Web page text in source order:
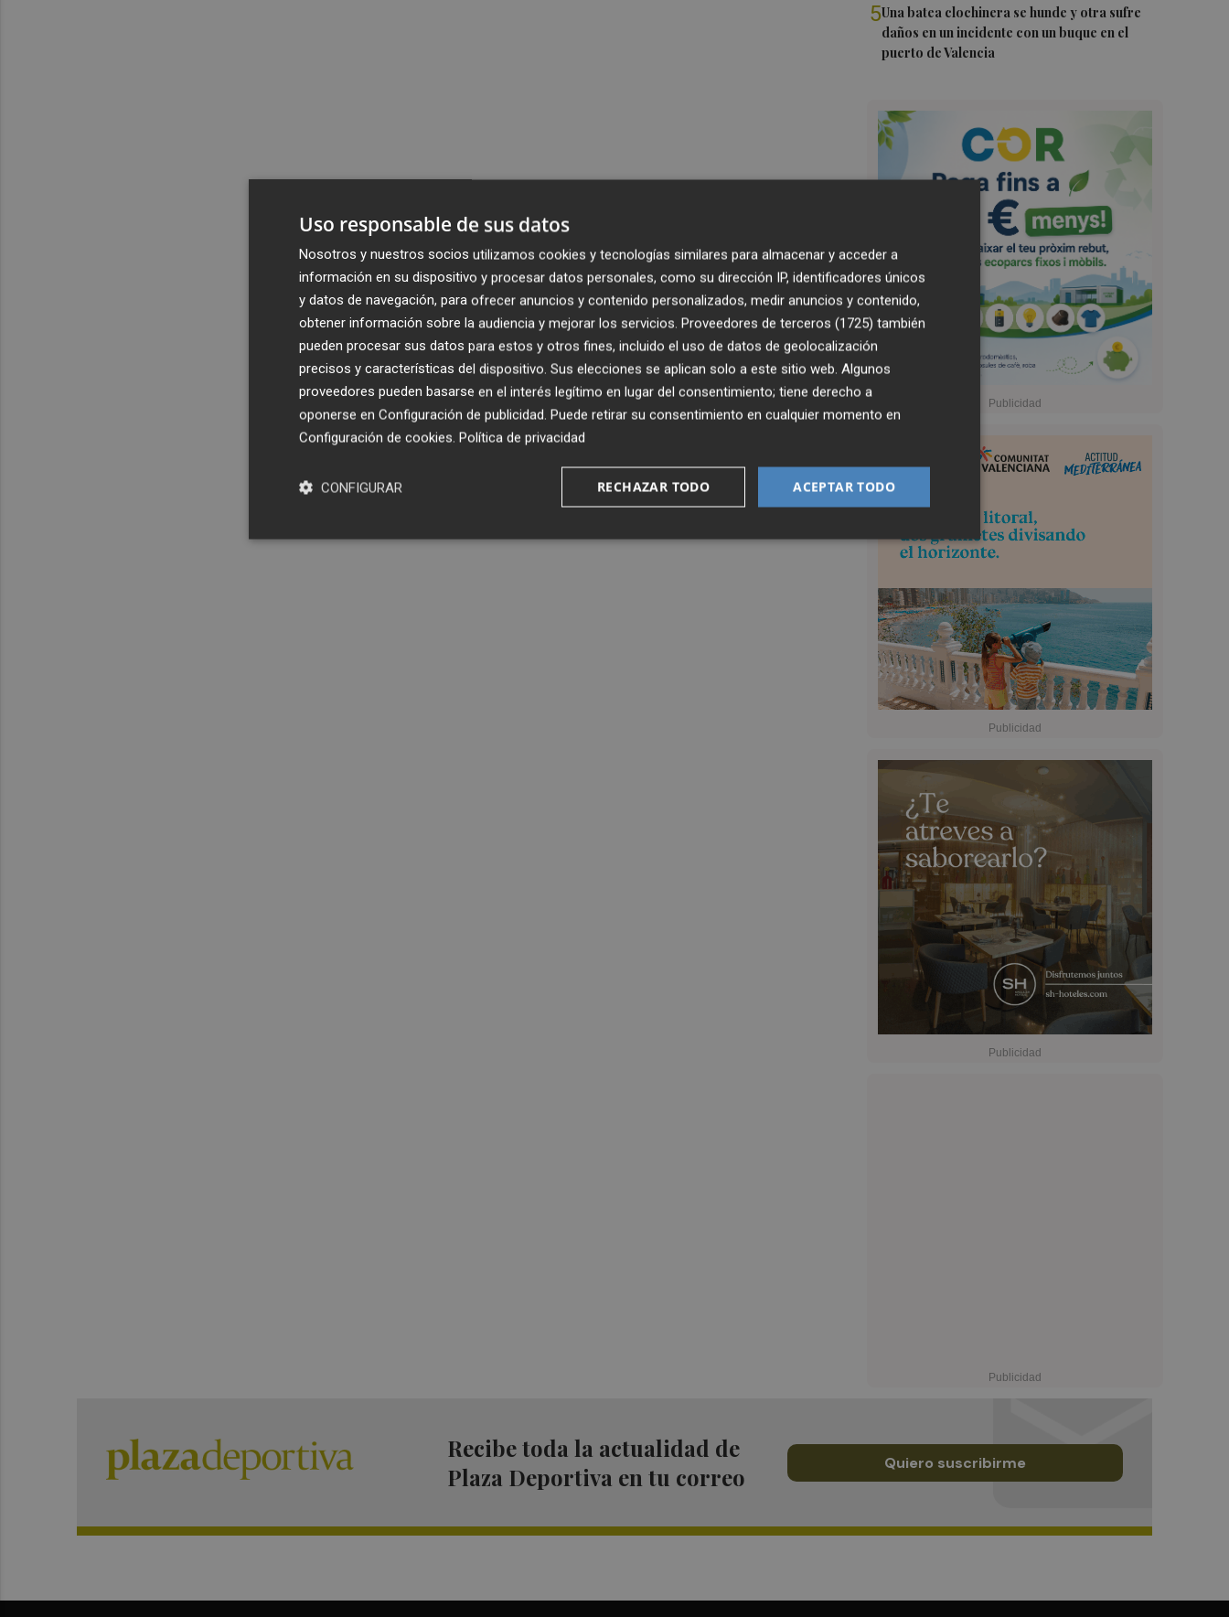
5Una batea clochinera se hunde y otra sufre
daños en un incidente con un buque en el
puerto de Valencia
Recibe toda la actualidad de
Plaza Deportiva en tu correo
Quiero suscribirme
Uso responsable de sus datos
Nosotros y nuestros socios utilizamos cookies y tecnologías similares para almacenar y acceder a
información en su dispositivo y procesar datos personales, como su dirección IP, identificadores únicos
y datos de navegación, para ofrecer anuncios y contenido personalizados, medir anuncios y contenido,
obtener información sobre la audiencia y mejorar los servicios. Proveedores de terceros (1725) también
pueden procesar sus datos para estos y otros fines, incluido el uso de datos de geolocalización
precisos y características del dispositivo. Sus elecciones se aplican solo a este sitio web. Algunos
proveedores pueden basarse en el interés legítimo en lugar del consentimiento; tiene derecho a
oponerse en Configuración de publicidad. Puede retirar su consentimiento en cualquier momento en
Configuración de cookies. Política de privacidad
ACEPTAR TODO
RECHAZAR TODO
CONFIGURAR